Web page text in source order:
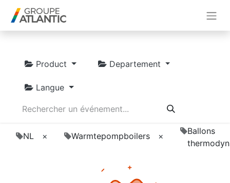
Product Departement
Langue
NL × Warmtepompboilers ×
Ballons